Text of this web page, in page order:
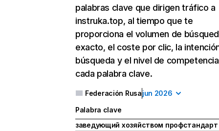
palabras clave que dirigen tráfico a
instruka.top, al tiempo que te
proporciona el volumen de
exacto, el coste por clic, la
búsqueda y el nivel de
cada palabra clave.
Federación Rusajun 2026
Palabra clave
заведующий хозяйством профстандарт